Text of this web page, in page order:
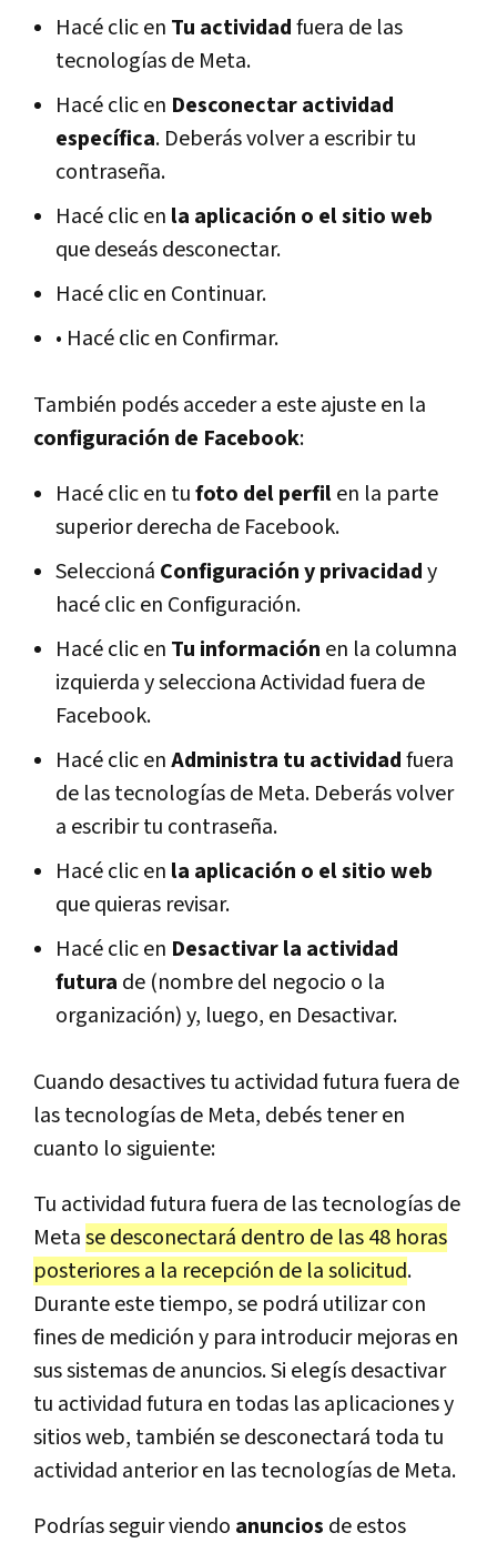
Hacé clic en Tu actividadfuera de las
tecnologías de Meta.
Hacé clic en Desconectar actividad
específica. Deberás volver a escribir tu
contraseña.
Hacé clic en la aplicación o el sitio web
que deseás desconectar.
Hacé clic en Continuar.
• Hacé clic en Confirmar.
También podés acceder a este ajuste en la
configuración de Facebook:
Hacé clic en tufoto del perfilen la parte
superior derecha de Facebook.
Seleccioná Configuración y privacidady
hacé clic en Configuración.
Hacé clic en Tu información en la columna
izquierda y selecciona Actividad fuera de
Facebook.
Hacé clic enAdministra tu actividadfuera
de las tecnologías de Meta. Deberás volver
a escribir tu contraseña.
Hacé clic en la aplicación o el sitio web
que quieras revisar.
Hacé clic en Desactivar la actividad
futura de (nombre del negocio o la
organización) y, luego, en Desactivar.
Cuando desactives tu actividad futura fuera de
las tecnologías de Meta, debés tener en
cuanto lo siguiente:
Tu actividad futura fuera de las tecnologías de
Metase desconectará dentro de las 48 horas
posteriores a la recepción de la solicitud.
Durante este tiempo, se podrá utilizar con
fines de medición y para introducir mejoras en
sus sistemas de anuncios. Si elegís desactivar
tu actividad futura en todas las aplicaciones y
sitios web, también se desconectará toda tu
actividad anterior en las tecnologías de Meta.
Podrías seguir viendo anuncios de estos